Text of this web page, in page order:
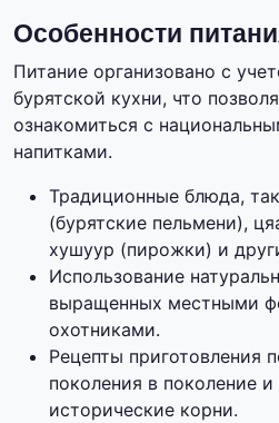
Особенности
Питание организовано с
бурятской кухни, что
ознакомиться с
напитками.
Традиционные блюда,
(бурятские пельмени),
хушуур (пирожки) и
Использование
выращенных местными
охотниками.
Рецепты приготовления
поколения в поколение
исторические корни.